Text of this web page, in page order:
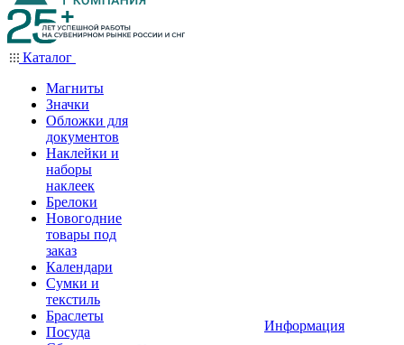
Каталог
Магниты
Значки
Обложки для
документов
Наклейки и
наборы
наклеек
Брелоки
Новогодние
товары под
заказ
Календари
Сумки и
текстиль
Браслеты
Посуда
Информация